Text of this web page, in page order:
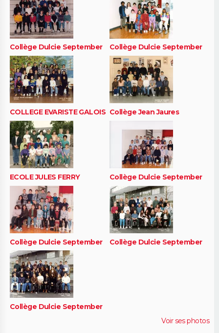
Collège Dulcie September Collège Dulcie September
COLLEGE EVARISTE GALOIS Collège Jean Jaures
ECOLE JULES FERRY Collège Dulcie September
Collège Dulcie September Collège Dulcie September
Collège Dulcie September
Voir ses photos